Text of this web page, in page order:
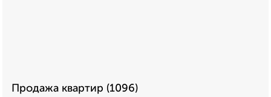
Продажа квартир (1096)